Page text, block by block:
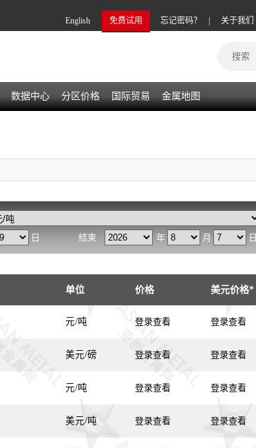
关于我们
忘记密码？
免费试用
English
数据中心 分区价格 国际贸易 金属地图
日 结束 年 月 日
单位 价格 美元价格*
元/吨 登录查看 登录查看
美元/磅 登录查看 登录查看
元/吨 登录查看 登录查看
美元/吨 登录查看 登录查看